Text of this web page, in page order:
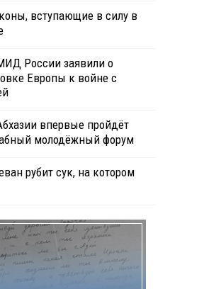
вступающие в силу в
России заявили о
Европы к войне с
впервые пройдёт
молодёжный форум
рубит сук, на котором